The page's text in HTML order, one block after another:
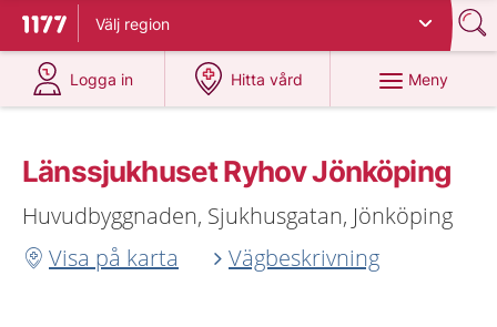
Till startsidan för 1177
Välj region
Logga in
på 1177.se
Hitta vård
på 1177.se
Meny
Länssjukhuset Ryhov Jönköping
Huvudbyggnaden, Sjukhusgatan, Jönköping
Visa på karta
Vägbeskrivning